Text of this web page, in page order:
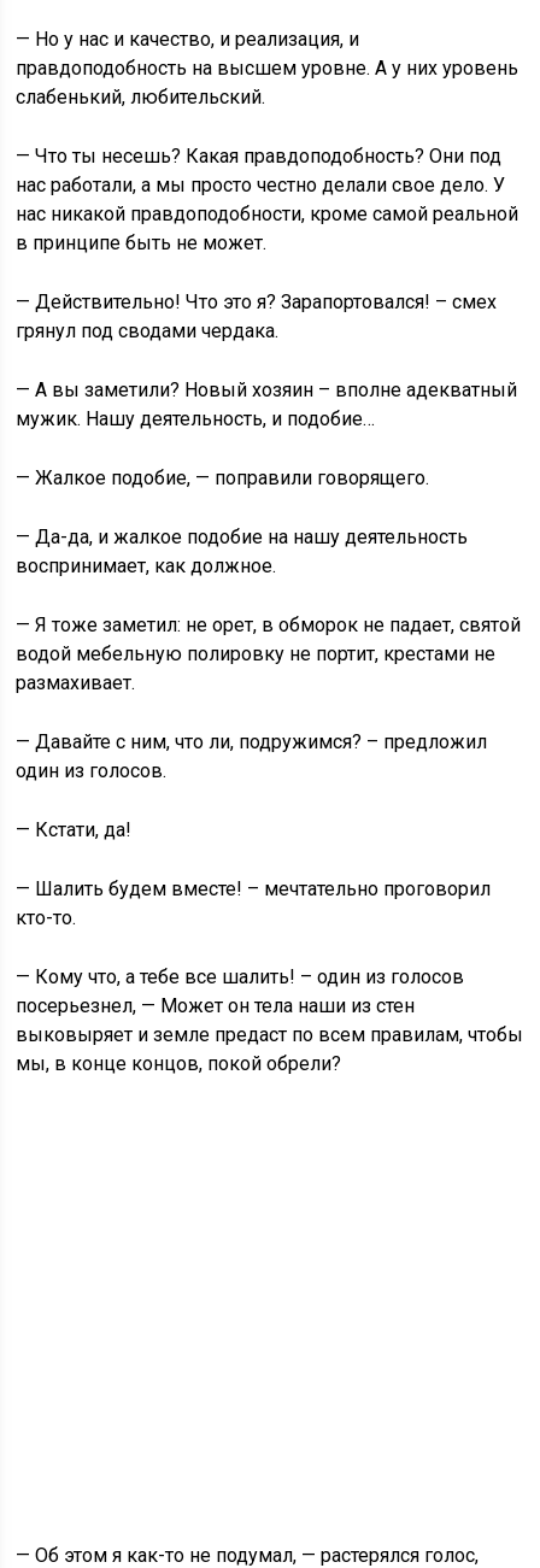
— Но у нас и качество, и реализация, и
правдоподобность на высшем уровне. А у них уровень
слабенький, любительский.
— Что ты несешь? Какая правдоподобность? Они под
нас работали, а мы просто честно делали свое дело. У
нас никакой правдоподобности, кроме самой реальной
в принципе быть не может.
— Действительно! Что это я? Зарапортовался! – смех
грянул под сводами чердака.
— А вы заметили? Новый хозяин – вполне адекватный
мужик. Нашу деятельность, и подобие…
— Жалкое подобие, — поправили говорящего.
— Да-да, и жалкое подобие на нашу деятельность
воспринимает, как должное.
— Я тоже заметил: не орет, в обморок не падает, святой
водой мебельную полировку не портит, крестами не
размахивает.
— Давайте с ним, что ли, подружимся? – предложил
один из голосов.
— Кстати, да!
— Шалить будем вместе! – мечтательно проговорил
кто-то.
— Кому что, а тебе все шалить! – один из голосов
посерьезнел, — Может он тела наши из стен
выковыряет и земле предаст по всем правилам, чтобы
мы, в конце концов, покой обрели?
— Об этом я как-то не подумал, — растерялся голос,